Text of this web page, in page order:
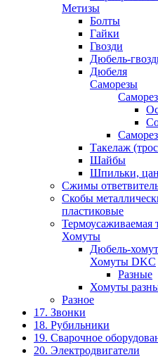
Метизы
Болты
Гайки
Гвозди
Дюбель-
Дюбеля
Саморезы
Такелаж
Шайбы
Шпильки,
Сжимы
Скобы
пластиковые
Термоусаживаемая
Хомуты
Дюбель-
Хомуты DKC
Разные
Хомуты
Разное
17. Звонки
18. Рубильники
19. Сварочное
20. Электродвигатели